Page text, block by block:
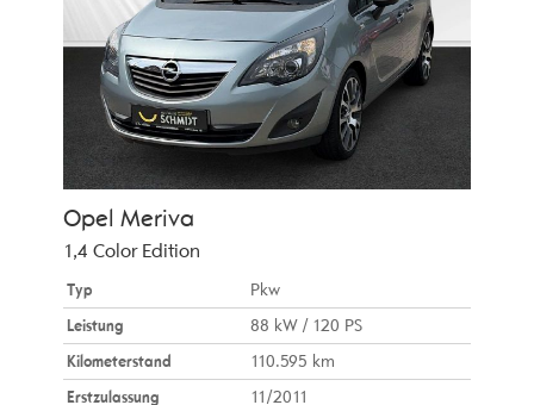
Opel Meriva
1,4 Color Edition
Typ
Pkw
Leistung
88 kW / 120 PS
Kilometerstand
110.595 km
Erstzulassung
11/2011